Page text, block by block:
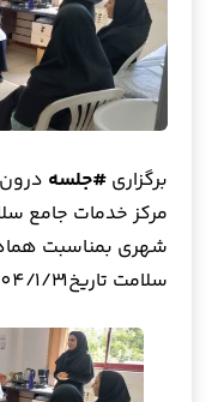
برگزاری#جلسه
مركز خدمات جامع
شهری بمناسبت
سلامت تاريخ١٤٠٤/١/٣١